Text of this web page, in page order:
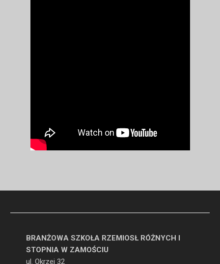
BRANŻOWA SZKOŁA RZEMIOSŁ RÓŻNYCH I
STOPNIA W ZAMOŚCIU
ul. Okrzei 32